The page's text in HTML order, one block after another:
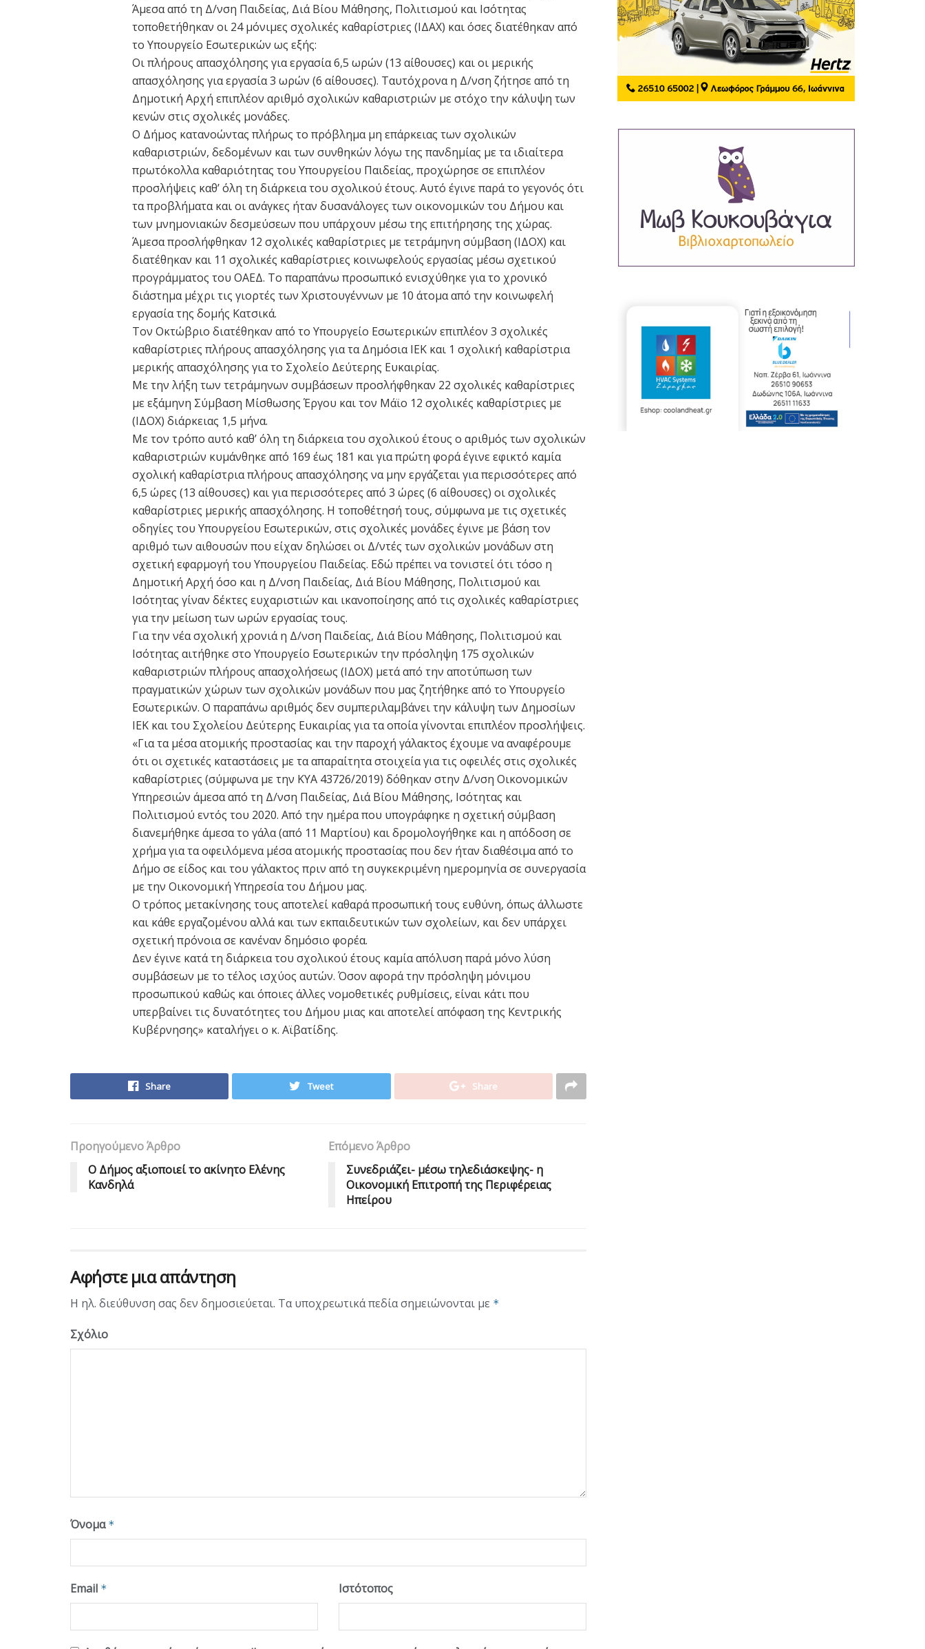
Άμεσα από τη Δ/νση Παιδείας, Διά Βίου Μάθησης, Πολιτισμού και Ισότητας
τοποθετήθηκαν οι 24 μόνιμες σχολικές καθαρίστριες (ΙΔΑΧ) και όσες διατέθηκαν από
το Υπουργείο Εσωτερικών ως εξής:
Οι πλήρους απασχόλησης για εργασία 6,5 ωρών (13 αίθουσες) και οι μερικής
απασχόλησης για εργασία 3 ωρών (6 αίθουσες). Ταυτόχρονα η Δ/νση ζήτησε από τη
Δημοτική Αρχή επιπλέον αριθμό σχολικών καθαριστριών με στόχο την κάλυψη των
κενών στις σχολικές μονάδες.
Ο Δήμος κατανοώντας πλήρως το πρόβλημα μη επάρκειας των σχολικών
καθαριστριών, δεδομένων και των συνθηκών λόγω της πανδημίας με τα ιδιαίτερα
πρωτόκολλα καθαριότητας του Υπουργείου Παιδείας, προχώρησε σε επιπλέον
προσλήψεις καθ’ όλη τη διάρκεια του σχολικού έτους. Αυτό έγινε παρά το γεγονός ότι
τα προβλήματα και οι ανάγκες ήταν δυσανάλογες των οικονομικών του Δήμου και
των μνημονιακών δεσμεύσεων που υπάρχουν μέσω της επιτήρησης της χώρας.
Άμεσα προσλήφθηκαν 12 σχολικές καθαρίστριες με τετράμηνη σύμβαση (ΙΔΟΧ) και
διατέθηκαν και 11 σχολικές καθαρίστριες κοινωφελούς εργασίας μέσω σχετικού
προγράμματος του ΟΑΕΔ. Το παραπάνω προσωπικό ενισχύθηκε για το χρονικό
διάστημα μέχρι τις γιορτές των Χριστουγέννων με 10 άτομα από την κοινωφελή
εργασία της δομής Κατσικά.
Τον Οκτώβριο διατέθηκαν από το Υπουργείο Εσωτερικών επιπλέον 3 σχολικές
καθαρίστριες πλήρους απασχόλησης για τα Δημόσια ΙΕΚ και 1 σχολική καθαρίστρια
μερικής απασχόλησης για το Σχολείο Δεύτερης Ευκαιρίας.
Με την λήξη των τετράμηνων συμβάσεων προσλήφθηκαν 22 σχολικές καθαρίστριες
με εξάμηνη Σύμβαση Μίσθωσης Έργου και τον Μάϊο 12 σχολικές καθαρίστριες με
(ΙΔΟΧ) διάρκειας 1,5 μήνα.
Με τον τρόπο αυτό καθ’ όλη τη διάρκεια του σχολικού έτους ο αριθμός των σχολικών
καθαριστριών κυμάνθηκε από 169 έως 181 και για πρώτη φορά έγινε εφικτό καμία
σχολική καθαρίστρια πλήρους απασχόλησης να μην εργάζεται για περισσότερες από
6,5 ώρες (13 αίθουσες) και για περισσότερες από 3 ώρες (6 αίθουσες) οι σχολικές
καθαρίστριες μερικής απασχόλησης. Η τοποθέτησή τους, σύμφωνα με τις σχετικές
οδηγίες του Υπουργείου Εσωτερικών, στις σχολικές μονάδες έγινε με βάση τον
αριθμό των αιθουσών που είχαν δηλώσει οι Δ/ντές των σχολικών μονάδων στη
σχετική εφαρμογή του Υπουργείου Παιδείας. Εδώ πρέπει να τονιστεί ότι τόσο η
Δημοτική Αρχή όσο και η Δ/νση Παιδείας, Διά Βίου Μάθησης, Πολιτισμού και
Ισότητας γίναν δέκτες ευχαριστιών και ικανοποίησης από τις σχολικές καθαρίστριες
για την μείωση των ωρών εργασίας τους.
Για την νέα σχολική χρονιά η Δ/νση Παιδείας, Διά Βίου Μάθησης, Πολιτισμού και
Ισότητας αιτήθηκε στο Υπουργείο Εσωτερικών την πρόσληψη 175 σχολικών
καθαριστριών πλήρους απασχολήσεως (ΙΔΟΧ) μετά από την αποτύπωση των
πραγματικών χώρων των σχολικών μονάδων που μας ζητήθηκε από το Υπουργείο
Εσωτερικών. Ο παραπάνω αριθμός δεν συμπεριλαμβάνει την κάλυψη των Δημοσίων
ΙΕΚ και του Σχολείου Δεύτερης Ευκαιρίας για τα οποία γίνονται επιπλέον προσλήψεις.
«Για τα μέσα ατομικής προστασίας και την παροχή γάλακτος έχουμε να αναφέρουμε
ότι οι σχετικές καταστάσεις με τα απαραίτητα στοιχεία για τις οφειλές στις σχολικές
καθαρίστριες (σύμφωνα με την ΚΥΑ 43726/2019) δόθηκαν στην Δ/νση Οικονομικών
Υπηρεσιών άμεσα από τη Δ/νση Παιδείας, Διά Βίου Μάθησης, Ισότητας και
Πολιτισμού εντός του 2020. Από την ημέρα που υπογράφηκε η σχετική σύμβαση
διανεμήθηκε άμεσα το γάλα (από 11 Μαρτίου) και δρομολογήθηκε και η απόδοση σε
χρήμα για τα οφειλόμενα μέσα ατομικής προστασίας που δεν ήταν διαθέσιμα από το
Δήμο σε είδος και του γάλακτος πριν από τη συγκεκριμένη ημερομηνία σε συνεργασία
με την Οικονομική Υπηρεσία του Δήμου μας.
Ο τρόπος μετακίνησης τους αποτελεί καθαρά προσωπική τους ευθύνη, όπως άλλωστε
και κάθε εργαζομένου αλλά και των εκπαιδευτικών των σχολείων, και δεν υπάρχει
σχετική πρόνοια σε κανέναν δημόσιο φορέα.
Δεν έγινε κατά τη διάρκεια του σχολικού έτους καμία απόλυση παρά μόνο λύση
συμβάσεων με το τέλος ισχύος αυτών. Όσον αφορά την πρόσληψη μόνιμου
προσωπικού καθώς και όποιες άλλες νομοθετικές ρυθμίσεις, είναι κάτι που
υπερβαίνει τις δυνατότητες του Δήμου μιας και αποτελεί απόφαση της Κεντρικής
Κυβέρνησης» καταλήγει ο κ. Αϊβατίδης.
Share Tweet Share
Προηγούμενο Άρθρο
Ο Δήμος αξιοποιεί το ακίνητο Ελένης
Κανδηλά
Επόμενο Άρθρο
Συνεδριάζει- μέσω τηλεδιάσκεψης- η
Οικονομική Επιτροπή της Περιφέρειας
Ηπείρου
Αφήστε μια απάντηση
Η ηλ. διεύθυνση σας δεν δημοσιεύεται. Τα υποχρεωτικά πεδία σημειώνονται με *
Σχόλιο
Όνομα *
Email * Ιστότοπος